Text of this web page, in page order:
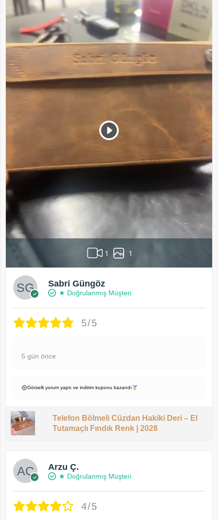
1 1
Sabri Güngöz
★ Doğrulanmış Müşteri
5/5
5 gün önce
Görselli yorum yaptı ve indirim kuponu kazandı
Telefon Bölmeli Cüzdan Hakiki Deri – El
Tutamaçlı Fındık Renk | 2028
Arzu Ç.
★ Doğrulanmış Müşteri
4/5